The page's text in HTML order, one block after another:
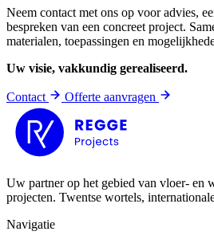
Neem contact met ons op voor advies,
bespreken van een concreet project.
materialen, toepassingen en
Uw visie, vakkundig gerealiseerd.
Contact Offerte aanvragen
Uw partner op het gebied van vloer- en
projecten. Twentse wortels,
Navigatie